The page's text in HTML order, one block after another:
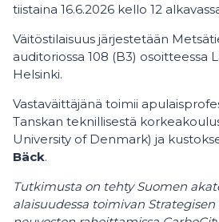
tiistaina 16.6.2026 kello 12
Väitöstilaisuus järjestetään
auditoriossa 108 (B3) osoitteessa
Helsinki.
Vastaväittäjänä toimii
Tanskan teknillisestä
University of Denmark) ja
Bäck.
Tutkimusta on tehty Suomen
alaisuudessa toimivan